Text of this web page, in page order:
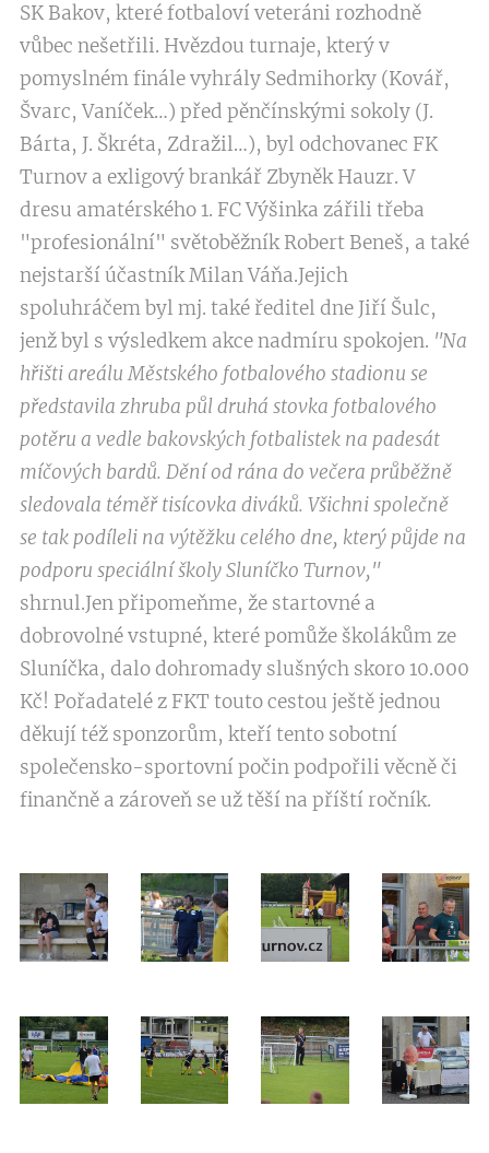
SK Bakov, které fotbaloví veteráni rozhodně
vůbec nešetřili. Hvězdou turnaje, který v
pomyslném finále vyhrály Sedmihorky (Kovář,
Švarc, Vaníček…) před pěnčínskými sokoly (J.
Bárta, J. Škréta, Zdražil…), byl odchovanec FK
Turnov a exligový brankář Zbyněk Hauzr. V
dresu amatérského 1. FC Výšinka zářili třeba
"profesionální" světoběžník Robert Beneš, a také
nejstarší účastník Milan Váňa.Jejich
spoluhráčem byl mj. také ředitel dne Jiří Šulc,
jenž byl s výsledkem akce nadmíru spokojen. "Na
hřišti areálu Městského fotbalového stadionu se
představila zhruba půl druhá stovka fotbalového
potěru a vedle bakovských fotbalistek na padesát
míčových bardů. Dění od rána do večera průběžně
sledovala téměř tisícovka diváků. Všichni společně
se tak podíleli na výtěžku celého dne, který půjde na
podporu speciální školy Sluníčko Turnov,"
shrnul.Jen připomeňme, že startovné a
dobrovolné vstupné, které pomůže školákům ze
Sluníčka, dalo dohromady slušných skoro 10.000
Kč! Pořadatelé z FKT touto cestou ještě jednou
děkují též sponzorům, kteří tento sobotní
společensko-sportovní počin podpořili věcně či
finančně a zároveň se už těší na příští ročník.